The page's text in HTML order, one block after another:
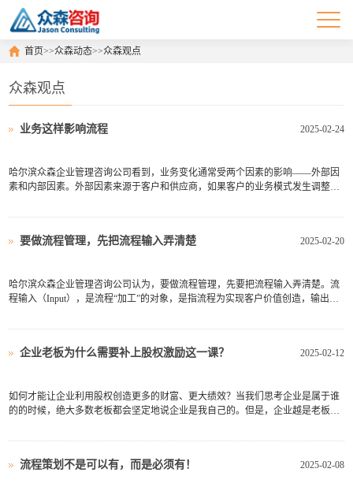
首页>>众森动态>>众森观点
众森观点
2025-02-24
业务这样影响流程
哈尔滨众森企业管理咨询公司看到，业务变化通常受两个因素的影响——外部因
素和内部因素。外部因素来源于客户和供应商，如果客户的业务模式发生调整，
程，客户是流程中最核心的因素，以客户为中心就要跟上客户的步伐，甚至要更
2025-02-20
要做流程管理，先把流程输入弄清楚
哈尔滨众森企业管理咨询公司认为，要做流程管理，先要把流程输入弄清楚。流
程输入（Input），是流程“加工”的对象，是指流程为实现客户价值创造，输出所
内容，如采购回来的产品、提供给生产的原材料、要发货的货物等；信息内容，
2025-02-12
企业老板为什么需要补上股权激励这一课？
如何才能让企业利用股权创造更多的财富、更大绩效？当我们思考企业是属于谁
的的时候，绝大多数老板都会坚定地说企业是我自己的。但是，企业越是老板自
才的人，往往是行业内的高手，这些人一般要么追求利，要么追求名。如果利、
2025-02-08
流程策划不是可以有，而是必须有！